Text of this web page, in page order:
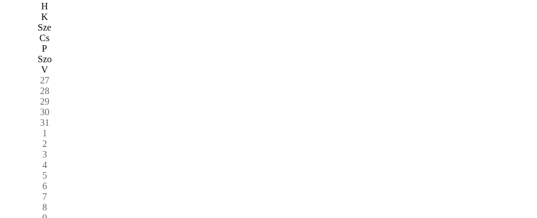
H
K
Sze
Cs
P
Szo
V
27
28
29
30
31
1
2
3
4
5
6
7
8